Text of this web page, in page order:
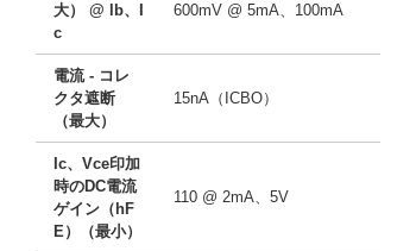
大） @ lb、I
c
600mV @ 5mA、100mA
電流 - コレ
クタ遮断
（最大）
15nA（ICBO）
Ic、Vce印加
時のDC電流
ゲイン（hF
E）（最小）
110 @ 2mA、5V